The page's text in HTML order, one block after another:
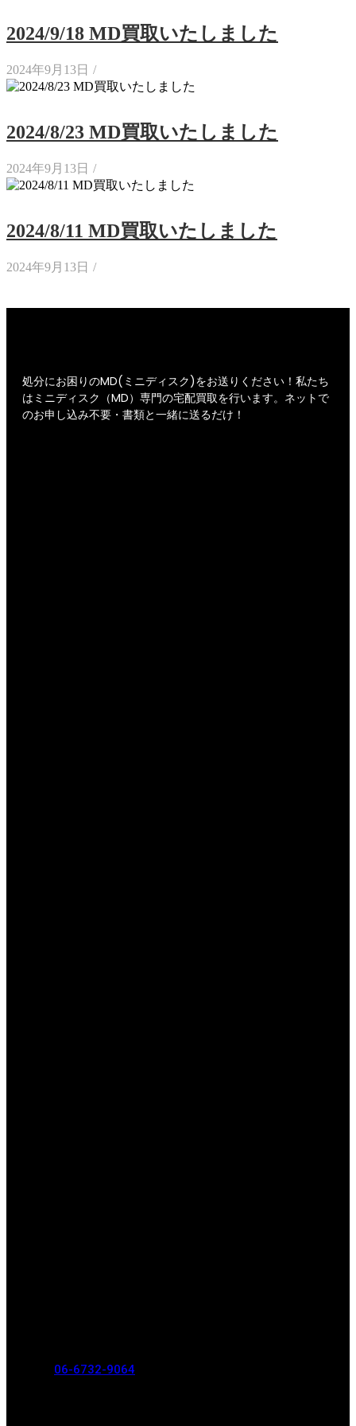
2024/9/18 MD買取いたしました
2024年9月13日 /
2024/8/23 MD買取いたしました
2024年9月13日 /
2024/8/11 MD買取いたしました
2024年9月13日 /
処分にお困りのMD(ミニディスク)をお送りください！私たち
はミニディスク（MD）専門の宅配買取を行います。ネットで
のお申し込み不要・書類と一緒に送るだけ！
06-6732-9064